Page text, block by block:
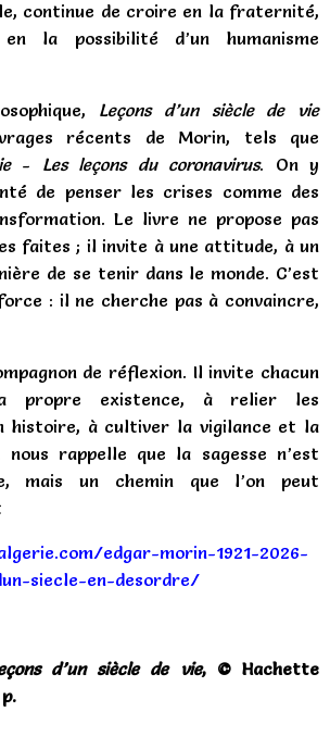
continue de croire en la fraternité,
la possibilité d’un humanisme
Leçons d’un siècle de vie
récents de Morin, tels que
- Les leçons du coronavirus. On y
de penser les crises comme des
Le livre ne propose pas
faites ; il invite à une attitude, à un
de se tenir dans le monde. C’est
: il ne cherche pas à convaincre,
de réflexion. Il invite chacun
propre existence, à relier les
histoire, à cultiver la vigilance et la
nous rappelle que la sagesse n’est
mais un chemin que l’on peut
edgar-morin-1921-2026-
siecle-en-desordre/
d’un siècle de vie, © Hachette